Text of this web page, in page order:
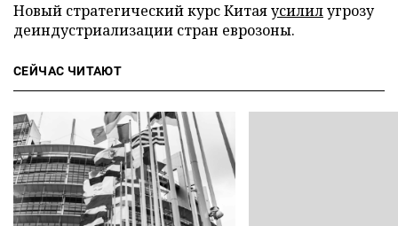
Новый стратегический курс Китаяусилилугрозу
деиндустриализации стран еврозоны.
СЕЙЧАС ЧИТАЮТ